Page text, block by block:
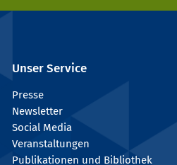
Unser Service
Presse
Newsletter
Social Media
Veranstaltungen
Publikationen und Bibliothek